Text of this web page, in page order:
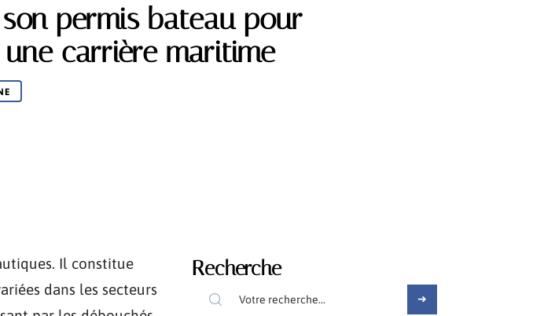
permis bateau pour
carrière maritime
Il constitue
dans les secteurs
Recherche